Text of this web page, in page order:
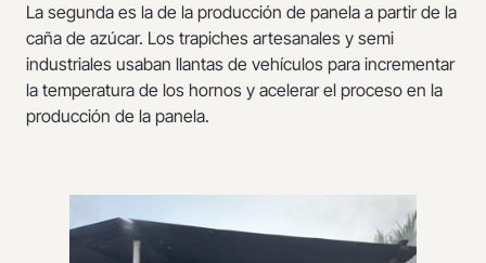
La segunda es la de la producción de panela a partir de la
caña de azúcar. Los trapiches artesanales y semi
industriales usaban llantas de vehículos para incrementar
la temperatura de los hornos y acelerar el proceso en la
producción de la panela.